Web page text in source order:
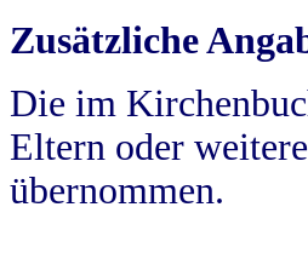
Zusätzliche
Die im
Eltern oder
übernommen.